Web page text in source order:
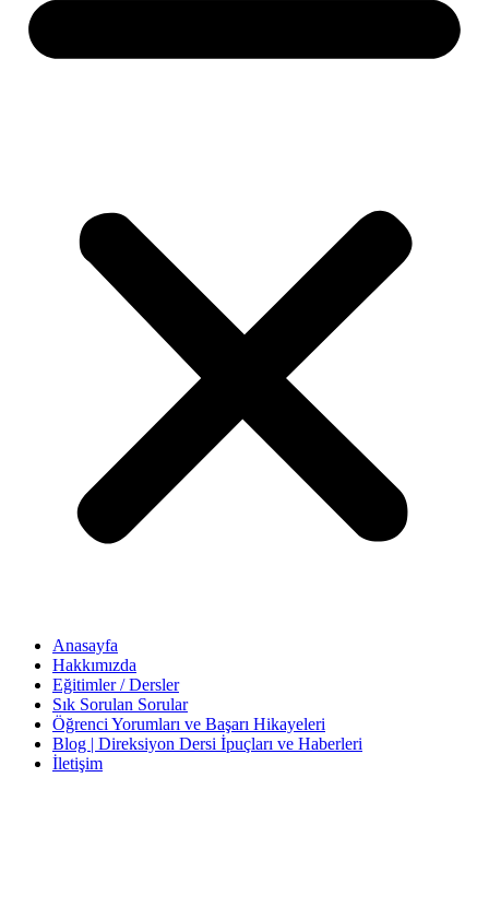
Anasayfa
Hakkımızda
Eğitimler / Dersler
Sık Sorulan Sorular
Öğrenci Yorumları ve Başarı Hikayeleri
Blog | Direksiyon Dersi İpuçları ve Haberleri
İletişim